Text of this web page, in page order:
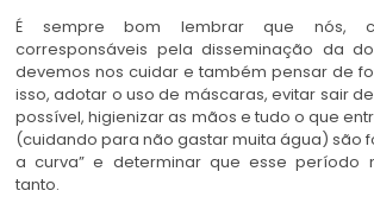
É sempre bom lembrar que nós,
corresponsáveis pela disseminação da
devemos nos cuidar e também pensar de
isso, adotar o uso de máscaras, evitar sair
possível, higienizar as mãos e tudo o que
(cuidando para não gastar muita água) são
a curva” e determinar que esse período
tanto.